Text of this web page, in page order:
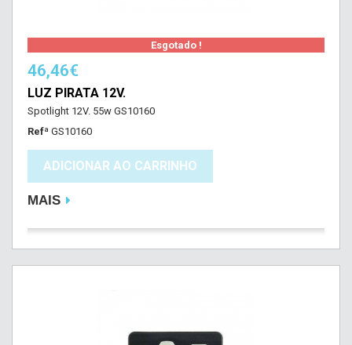
Esgotado !
46,46€
LUZ PIRATA 12V.
Spotlight 12V. 55w GS10160
Refª GS10160
ADICIONAR AO CARRINHO
MAIS